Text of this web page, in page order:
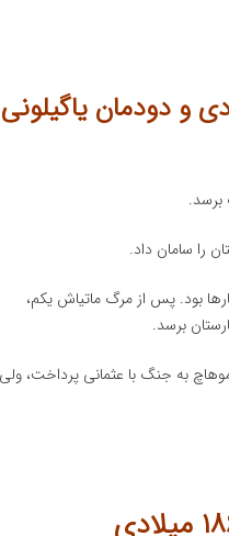
و دودمان یاگیلونی
برسد.
را سامان داد.
بود. پس از مرگ ماتیاش یکم،
برسد.
موهاچ به جنگ با عثمانی